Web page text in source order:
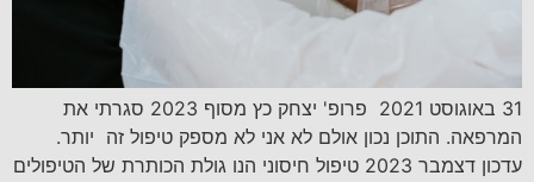
31 באוגוסט 2021 פרופ' יצחק כץ מסוף 2023 סגרתי את
המרפאה. התוכן נכון אולם לא אני לא מספק טיפול זה יותר.
עדכון דצמבר 2023 טיפול חיסוני הנו גולת הכותרת של הטיפולים